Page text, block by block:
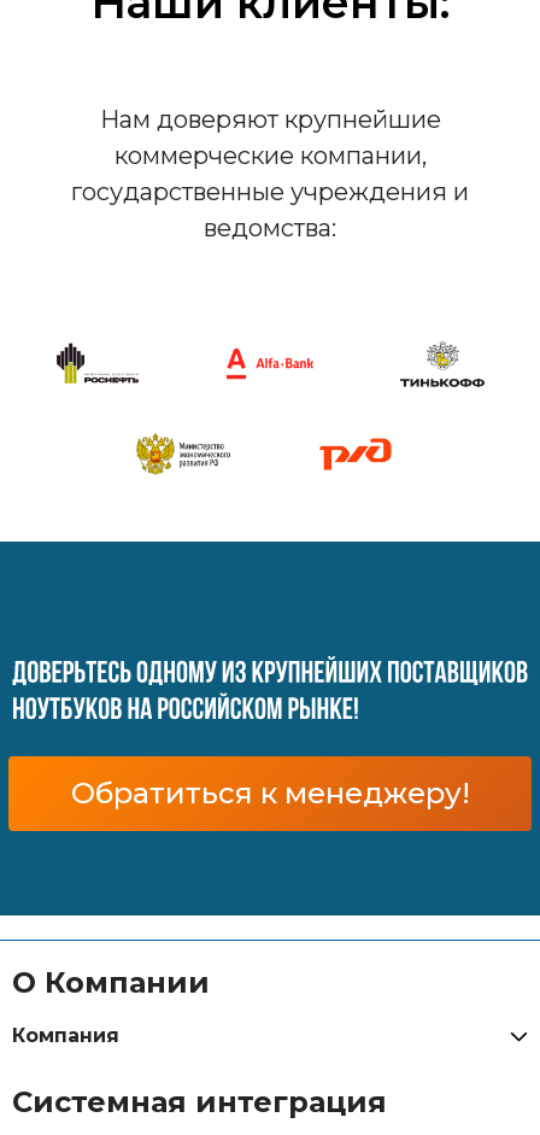
Нам доверяют крупнейшие
коммерческие компании,
государственные учреждения и
ведомства:
Обратиться к менеджеру!
О Компании
Компания
Системная интеграция